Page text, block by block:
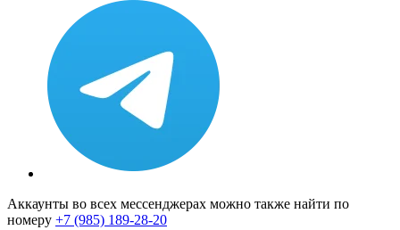
Аккаунты во всех мессенджерах можно также найти по
номеру +7 (985) 189-28-20